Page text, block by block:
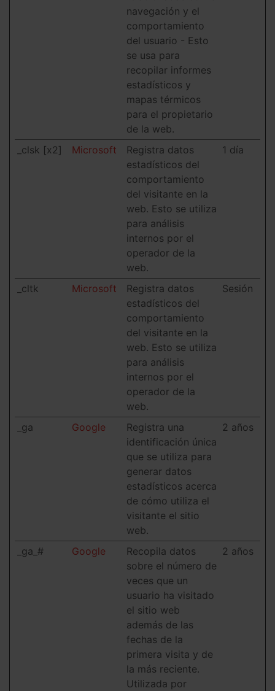
navegación y el
comportamiento
del usuario - Esto
se usa para
recopilar informes
estadísticos y
mapas térmicos
para el propietario
de la web.
_clsk [x2] Microsoft
Registra datos
estadísticos del
comportamiento
del visitante en la
web. Esto se utiliza
para análisis
internos por el
operador de la
web.
1 día
_cltk Microsoft
Registra datos
estadísticos del
comportamiento
del visitante en la
web. Esto se utiliza
para análisis
internos por el
operador de la
web.
Sesión
_ga Google
Registra una
identificación única
que se utiliza para
generar datos
estadísticos acerca
de cómo utiliza el
visitante el sitio
web.
2 años
_ga_# Google
Recopila datos
sobre el número de
veces que un
usuario ha visitado
el sitio web
además de las
fechas de la
primera visita y de
la más reciente.
Utilizada por
2 años